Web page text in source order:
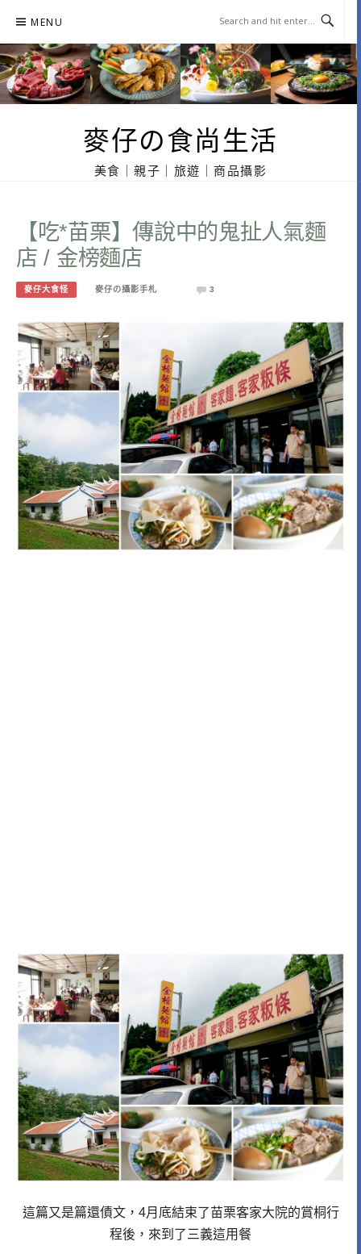
content
MENU
麥仔の食尚生活
美食｜親子｜旅遊｜商品攝影
【吃*苗栗】傳說中的鬼扯人氣麵
店 / 金榜麵店
麥仔大食怪 麥仔の攝影手札 3
這篇又是篇還債文，4月底結束了苗栗客家大院的賞桐行
程後，來到了三義這用餐